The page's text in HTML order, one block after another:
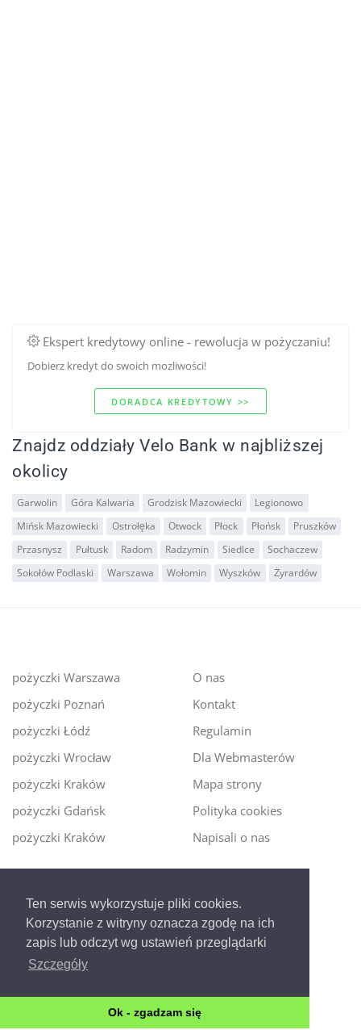
Ten serwis wykorzystuje pliki cookies.
Korzystanie z witryny oznacza zgodę na ich
zapis lub odczyt wg ustawień przeglądarki
Szczegóły
Ok - zgadzam się
Ekspert kredytowy online - rewolucja w pożyczaniu!
Dobierz kredyt do swoich mozliwości!
DORADCA KREDYTOWY >>
Znajdz oddziały Velo Bank w najbliższej
okolicy
Garwolin Góra Kalwaria Grodzisk Mazowiecki
Legionowo
Mińsk Mazowiecki
Ostrołęka Otwock Płock Płońsk
Pruszków
Przasnysz
Pułtusk Radom Radzymin Siedlce
Sochaczew
Sokołów Podlaski
Warszawa Wołomin Wyszków Żyrardów
pożyczki Warszawa
pożyczki Poznań
pożyczki Łódź
pożyczki Wrocław
pożyczki Kraków
pożyczki Gdańsk
pożyczki Kraków
O nas
Kontakt
Regulamin
Dla Webmasterów
Mapa strony
Polityka cookies
Napisali o nas
Ekspert kredytowy online - nowa era szybkiego i
bezpiecznego pożyczania!